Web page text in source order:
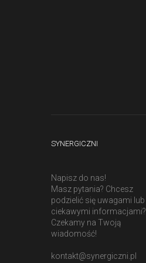
SYNERGICZNI
Napisz do nas!
Masz pytania? Chcesz
podzielić się uwagami lub
ciekawymi informacjami?
Czekamy na Twoją
wiadomość!
kontakt@synergiczni.pl